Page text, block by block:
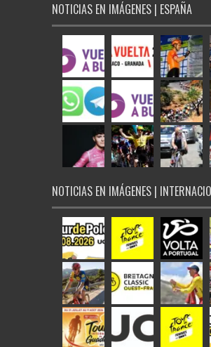
NOTICIAS EN IMÁGENES | ESPAÑA
NOTICIAS EN IMÁGENES |